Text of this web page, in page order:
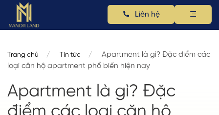
Liên hệ
Trang chủ Tin tức
Apartment là gì? Đặc điểm các
loại căn hộ apartment phổ biến hiện nay
Apartment là gì? Đặc